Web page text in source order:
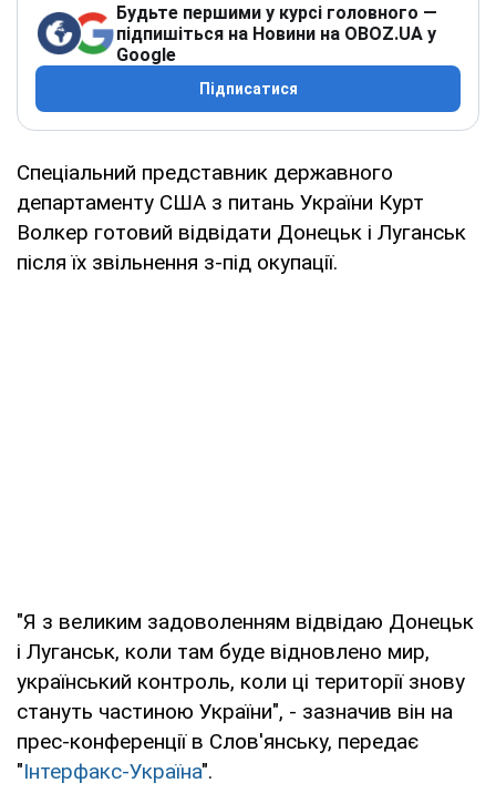
Будьте першими у курсі головного —
підпишіться на Новини на OBOZ.UA у
Google
Підписатися
Спеціальний представник державного
департаменту США з питань України Курт
Волкер готовий відвідати Донецьк і Луганськ
після їх звільнення з-під окупації.
"Я з великим задоволенням відвідаю Донецьк
і Луганськ, коли там буде відновлено мир,
український контроль, коли ці території знову
стануть частиною України", - зазначив він на
прес-конференції в Слов'янську, передає
"Інтерфакс-Україна".